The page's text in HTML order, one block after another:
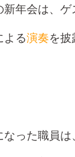
新年会は、ゲ
よる演奏を披
なった職員